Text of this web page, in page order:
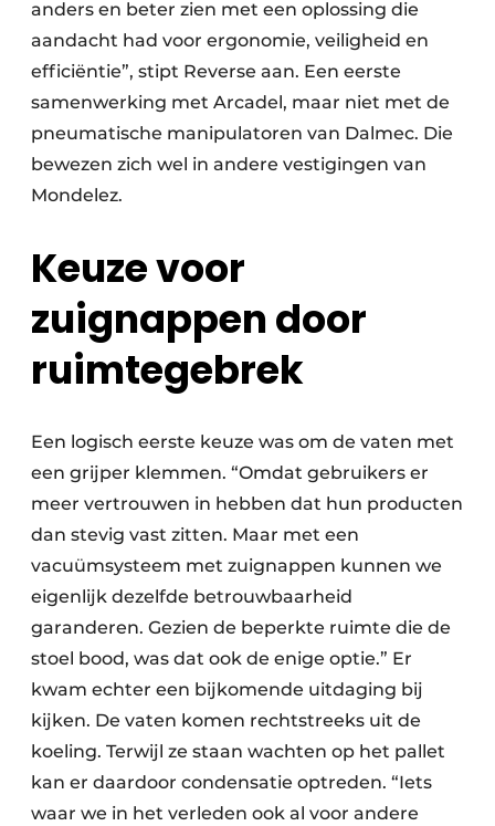
anders en beter zien met een oplossing die
aandacht had voor ergonomie, veiligheid en
efficiëntie”, stipt Reverse aan. Een eerste
samenwerking met Arcadel, maar niet met de
pneumatische manipulatoren van Dalmec. Die
bewezen zich wel in andere vestigingen van
Mondelez.
Keuze voor
zuignappen door
ruimtegebrek
Een logisch eerste keuze was om de vaten met
een grijper klemmen. “Omdat gebruikers er
meer vertrouwen in hebben dat hun producten
dan stevig vast zitten. Maar met een
vacuümsysteem met zuignappen kunnen we
eigenlijk dezelfde betrouwbaarheid
garanderen. Gezien de beperkte ruimte die de
stoel bood, was dat ook de enige optie.” Er
kwam echter een bijkomende uitdaging bij
kijken. De vaten komen rechtstreeks uit de
koeling. Terwijl ze staan wachten op het pallet
kan er daardoor condensatie optreden. “Iets
waar we in het verleden ook al voor andere